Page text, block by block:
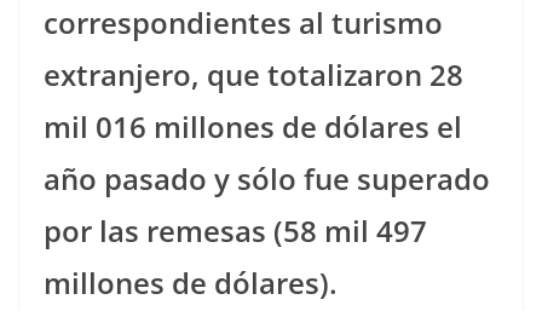
correspondientes al turismo
extranjero, que totalizaron 28
mil 016 millones de dólares el
año pasado y sólo fue superado
por las remesas (58 mil 497
millones de dólares).